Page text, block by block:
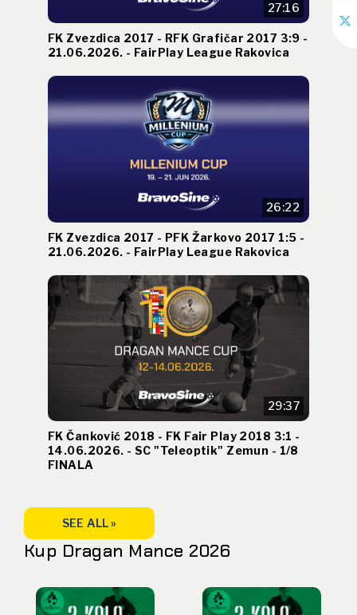
27:16
FK Zvezdica 2017 - RFK Grafičar 2017 3:9 -
21.06.2026. - FairPlay League Rakovica
26:22
FK Zvezdica 2017 - PFK Žarkovo 2017 1:5 -
21.06.2026. - FairPlay League Rakovica
29:37
FK Čanković 2018 - FK Fair Play 2018 3:1 -
14.06.2026. - SC "Teleoptik" Zemun - 1/8
FINALA
SEE ALL »
Kup Dragan Mance 2026